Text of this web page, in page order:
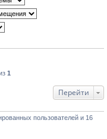
1
Перейти
пользователей и 16